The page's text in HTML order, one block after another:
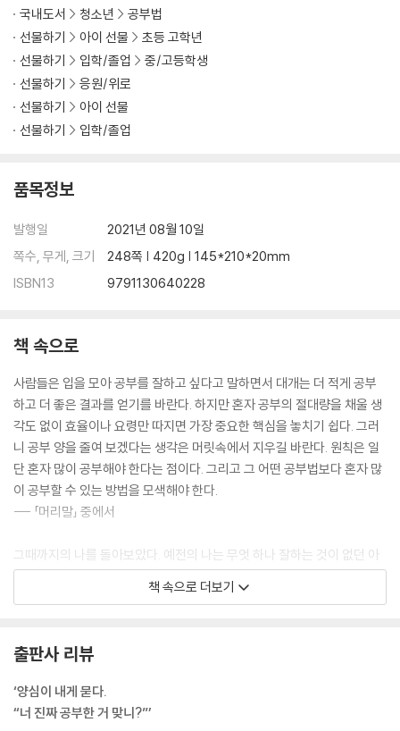
국내도서 청소년
공부법
선물하기
아이 선물
초등 고학년
선물하기
입학/졸업
중/고등학생
선물하기
응원/위로
선물하기
아이 선물
선물하기
입학/졸업
품목정보
발행일
2021년 08월 10일
쪽수, 무게, 크기
248쪽 | 420g | 145*210*20mm
ISBN13
9791130640228
책 속으로
사람들은 입을 모아 공부를 잘하고 싶다고 말하면서 대개는 더 적게 공부
하고 더 좋은 결과를 얻기를 바란다. 하지만 혼자 공부의 절대량을 채울 생
각도 없이 효율이나 요령만 따지면 가장 중요한 핵심을 놓치기 쉽다. 그러
니 공부 양을 줄여 보겠다는 생각은 머릿속에서 지우길 바란다. 원칙은 일
단 혼자 많이 공부해야 한다는 점이다. 그리고 그 어떤 공부법보다 혼자 많
이 공부할 수 있는 방법을 모색해야 한다.
--- 「머리말」 중에서
그때까지의 나를 돌아보았다. 예전의 나는 무엇 하나 잘하는 것이 없던 아
이, 어른들에게 칭찬받지 못하던 아이, 친구들에게 무시 받던 아이였다. 그
랬던 내가 인정받을 수 있었던 것은 오로지 공부 때문이었다. 고등학생이
부 잘하는 아이’는 나의 정체성이었다. 또한 내게 자존감을 주는 유일한 원
천이었다. 결코 놓치고 싶지 않았다. 이것이 내 인생의 두 번째 터닝 포인트
가 되었다.
책 속으로 더보기
출판사 리뷰
‘양심이 내게 묻다.
“너 진짜 공부한 거 맞니?”’